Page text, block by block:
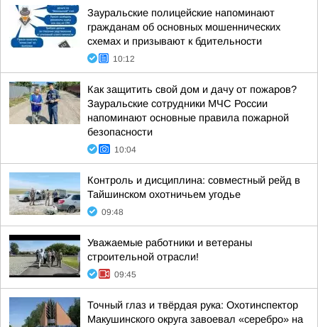
Зауральские полицейские напоминают
гражданам об основных мошеннических
схемах и призывают к бдительности
10:12
Как защитить свой дом и дачу от пожаров?
Зауральские сотрудники МЧС России
напоминают основные правила пожарной
безопасности
10:04
Контроль и дисциплина: совместный рейд в
Тайшинском охотничьем угодье
09:48
Уважаемые работники и ветераны
строительной отрасли!
09:45
Точный глаз и твёрдая рука: Охотинспектор
Макушинского округа завоевал «серебро» на